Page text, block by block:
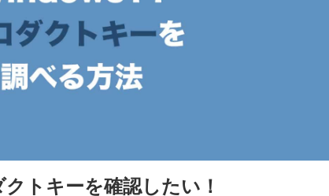
トキーを確認したい！